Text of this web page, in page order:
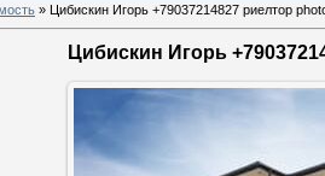
» Цибискин Игорь +79037214827 риелтор
Цибискин Игорь